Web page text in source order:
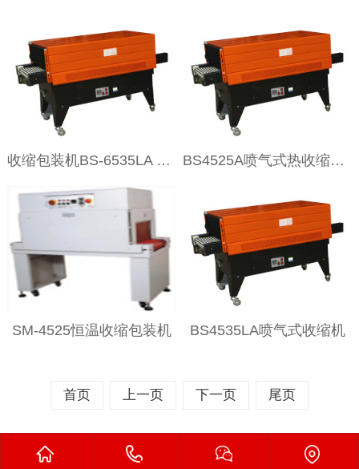
收缩包装机BS-6535LA 8535LA BS4525A喷气式热收缩包装机
SM-4525恒温收缩包装机 BS4535LA喷气式收缩机
首页 上一页 下一页 尾页